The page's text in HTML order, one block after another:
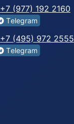
+7 (977) 192 2160
Tеlegrаm
+7 (495) 972 2555
Tеlegrаm